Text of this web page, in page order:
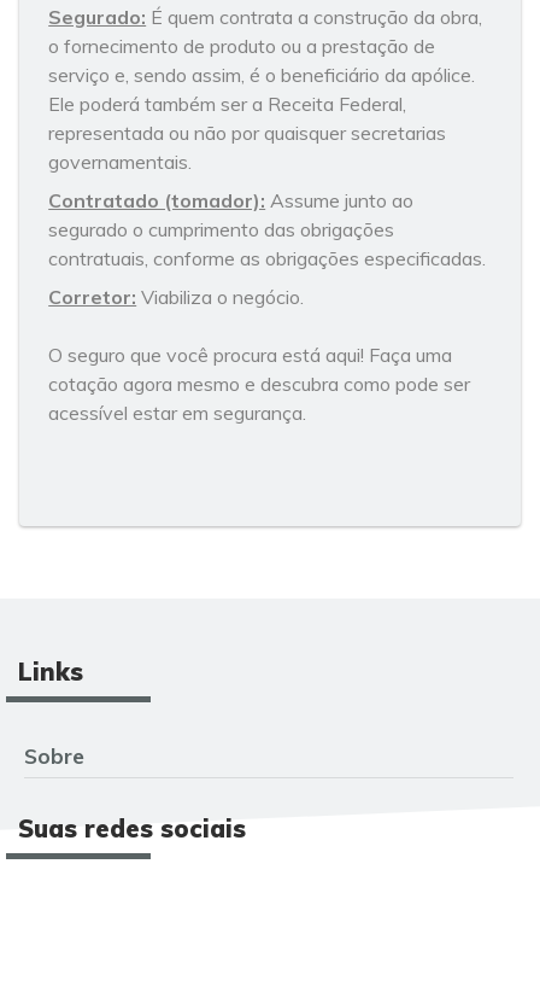
Segurado: É quem contrata a construção da obra,
o fornecimento de produto ou a prestação de
serviço e, sendo assim, é o beneficiário da apólice.
Ele poderá também ser a Receita Federal,
representada ou não por quaisquer secretarias
governamentais.
Contratado (tomador): Assume junto ao
segurado o cumprimento das obrigações
contratuais, conforme as obrigações especificadas.
Corretor: Viabiliza o negócio.
O seguro que você procura está aqui! Faça uma
cotação agora mesmo e descubra como pode ser
acessível estar em segurança.
Links
Sobre
Suas redes sociais